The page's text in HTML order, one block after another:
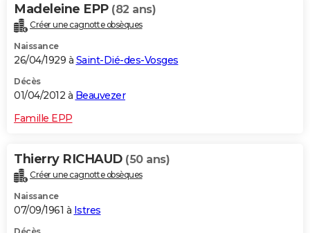
Madeleine EPP (82 ans)
Créer une cagnotte obsèques
Naissance
26/04/1929 à Saint-Dié-des-Vosges
Décès
01/04/2012 à Beauvezer
Famille EPP
Thierry RICHAUD (50 ans)
Créer une cagnotte obsèques
Naissance
07/09/1961 à Istres
Décès